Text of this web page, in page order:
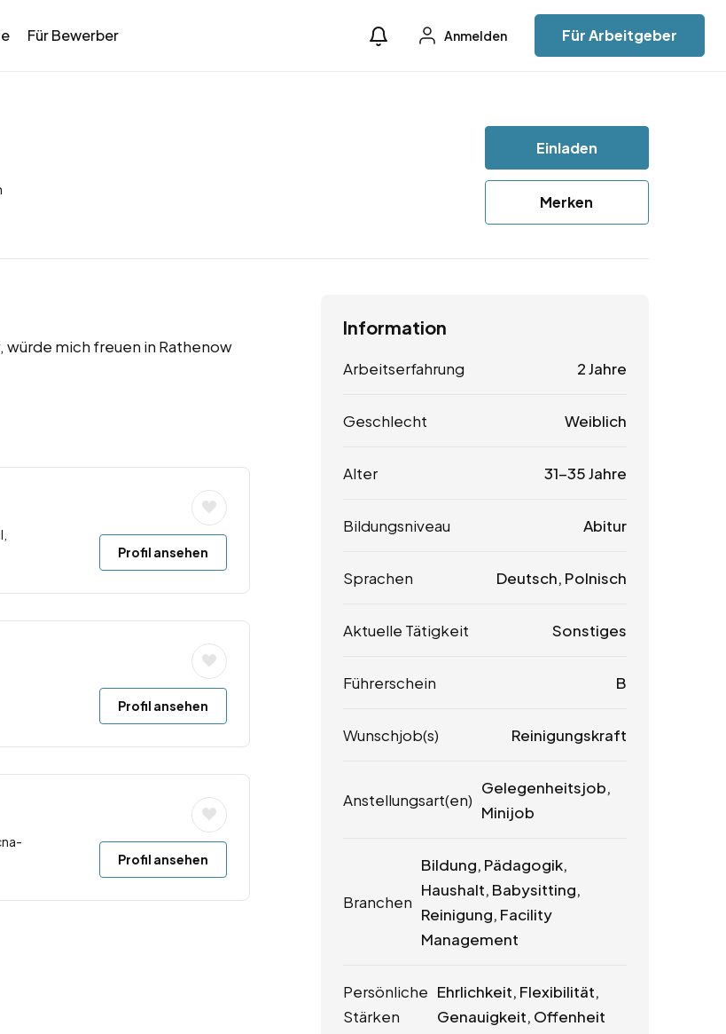
Für Bewerber Anmelden Für Arbeitgeber
Einladen
Merken
würde mich freuen in Rathenow
Profil ansehen
Profil ansehen
Profil ansehen
Information
Arbeitserfahrung 2 Jahre
Geschlecht Weiblich
Alter 31-35 Jahre
Bildungsniveau Abitur
Sprachen Deutsch, Polnisch
Aktuelle Tätigkeit Sonstiges
Führerschein B
Wunschjob(s) Reinigungskraft
Anstellungsart(en)
Gelegenheitsjob,
Minijob
Branchen
Bildung, Pädagogik,
Haushalt, Babysitting,
Reinigung, Facility
Management
Persönliche
Stärken
Ehrlichkeit, Flexibilität,
Genauigkeit, Offenheit